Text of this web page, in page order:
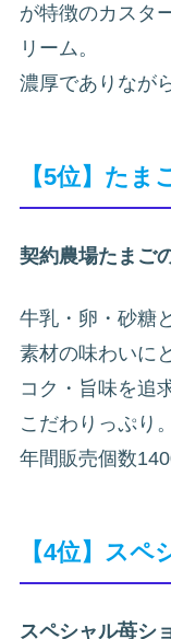
が特徴のカスタ
リーム。
濃厚でありなが
【5位】たま
契約農場たまご
牛乳・卵・砂糖
素材の味わいに
コク・旨味を追
こだわりっぷり。
年間販売個数
【4位】スペ
スペシャル苺シ